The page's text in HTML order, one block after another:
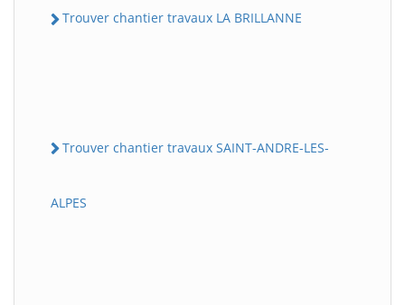
Trouver chantier travaux LA BRILLANNE
Trouver chantier travaux SAINT-ANDRE-LES-
ALPES